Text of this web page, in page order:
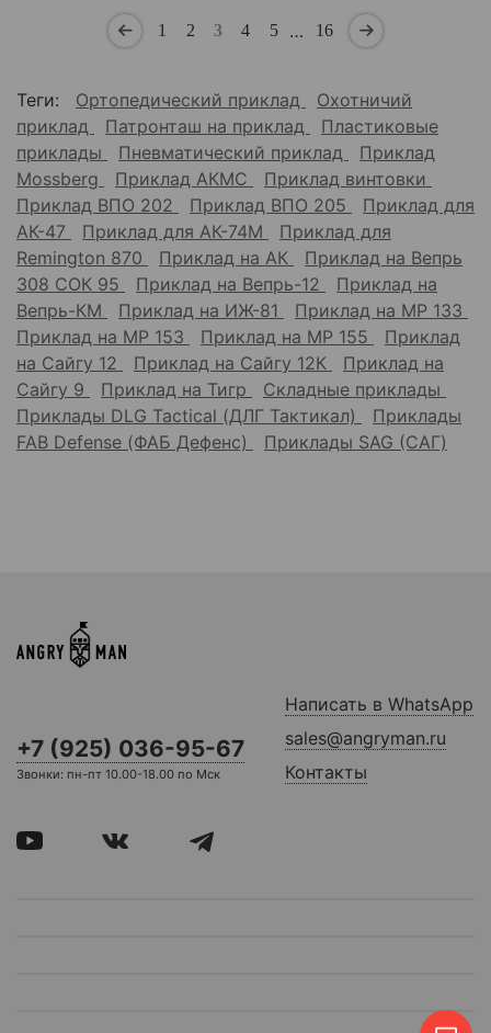
1 2 3 4 5 … 16
Теги: Ортопедический приклад
Охотничий
приклад
Патронташ на приклад
Пластиковые
приклады
Пневматический приклад
Приклад
Mossberg
Приклад АКМС
Приклад винтовки
Приклад ВПО 202
Приклад ВПО 205
Приклад для
АК-47
Приклад для АК-74М
Приклад для
Remington 870
Приклад на АК
Приклад на Вепрь
308 СОК 95
Приклад на Вепрь-12
Приклад на
Вепрь-КМ
Приклад на ИЖ-81
Приклад на МР 133
Приклад на МР 153
Приклад на МР 155
Приклад
на Сайгу 12
Приклад на Сайгу 12К
Приклад на
Сайгу 9
Приклад на Тигр
Складные приклады
Приклады DLG Tactical (ДЛГ Тактикал)
Приклады
FAB Defense (ФАБ Дефенс)
Приклады SAG (САГ)
+7 (925) 036-95-67
Звонки: пн-пт 10.00-18.00 по Мск
Написать в WhatsApp
sales@angryman.ru
Контакты